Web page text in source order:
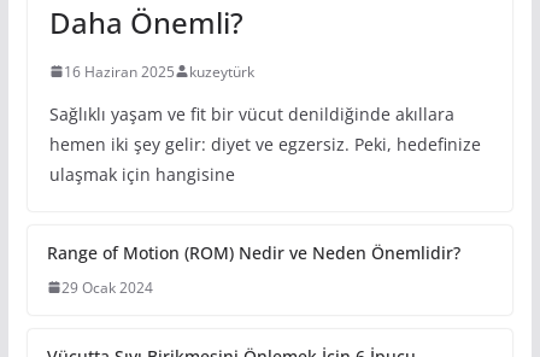
Daha Önemli?
16 Haziran 2025 kuzeytürk
Sağlıklı yaşam ve fit bir vücut denildiğinde akıllara
hemen iki şey gelir: diyet ve egzersiz. Peki, hedefinize
ulaşmak için hangisine
Range of Motion (ROM) Nedir ve Neden Önemlidir?
29 Ocak 2024